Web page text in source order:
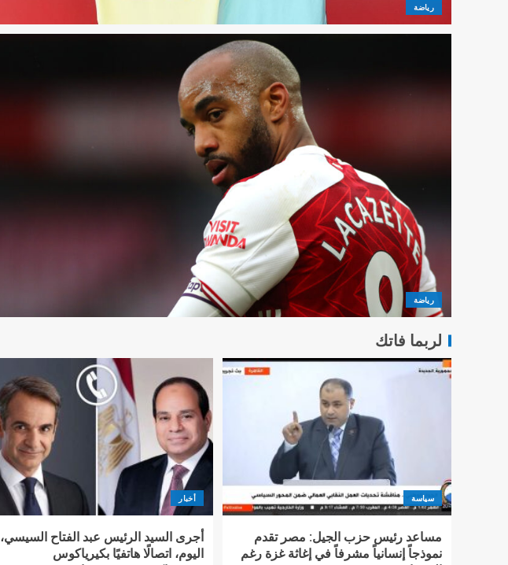
رياضة
رياضة
لربما فاتك
سياسة
مساعد رئيس حزب الجيل: مصر تقدم
نموذجاً إنسانياً مشرفاً في إغاثة غزة رغم
أخبار
أجرى السيد الرئيس عبد الفتاح السيسي،
اليوم، اتصالًا هاتفيًا بكيرياكوس